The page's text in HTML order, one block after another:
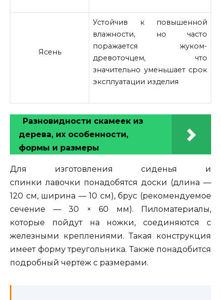
Ясень
Устойчив к повышенной
влажности, но часто
поражается жуком-
древоточцем, что
значительно уменьшает срок
эксплуатации изделия
Разновидности скамеек из
дерева, их особенности,
формы и размеры
Для изготовления сиденья и
спинки лавочки понадобятся доски (длина —
120 см, ширина — 10 см), брус (рекомендуемое
сечение — 30 × 60 мм). Пиломатериалы,
которые пойдут на ножки, соединяются с
железными креплениями. Такая конструкция
имеет форму треугольника. Также понадобится
подробный чертеж с размерами.